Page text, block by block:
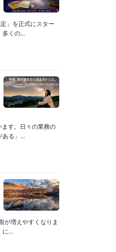
」を正式にスター
くの...
す。日々の業務の
る」...
が増えやすくなりま
に...